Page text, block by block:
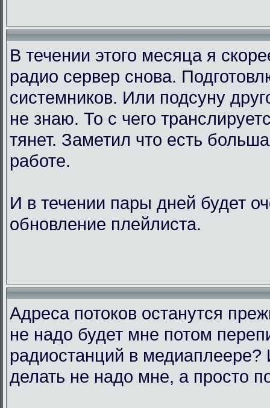
В течении этого месяца я
радио сервер снова.
системников. Или подсуну
не знаю. То с чего
тянет. Заметил что есть
работе.
И в течении пары дней будет
обновление плейлиста.
Адреса потоков останутся
не надо будет мне потом
радиостанций в медиаплеере?
делать не надо мне, а просто